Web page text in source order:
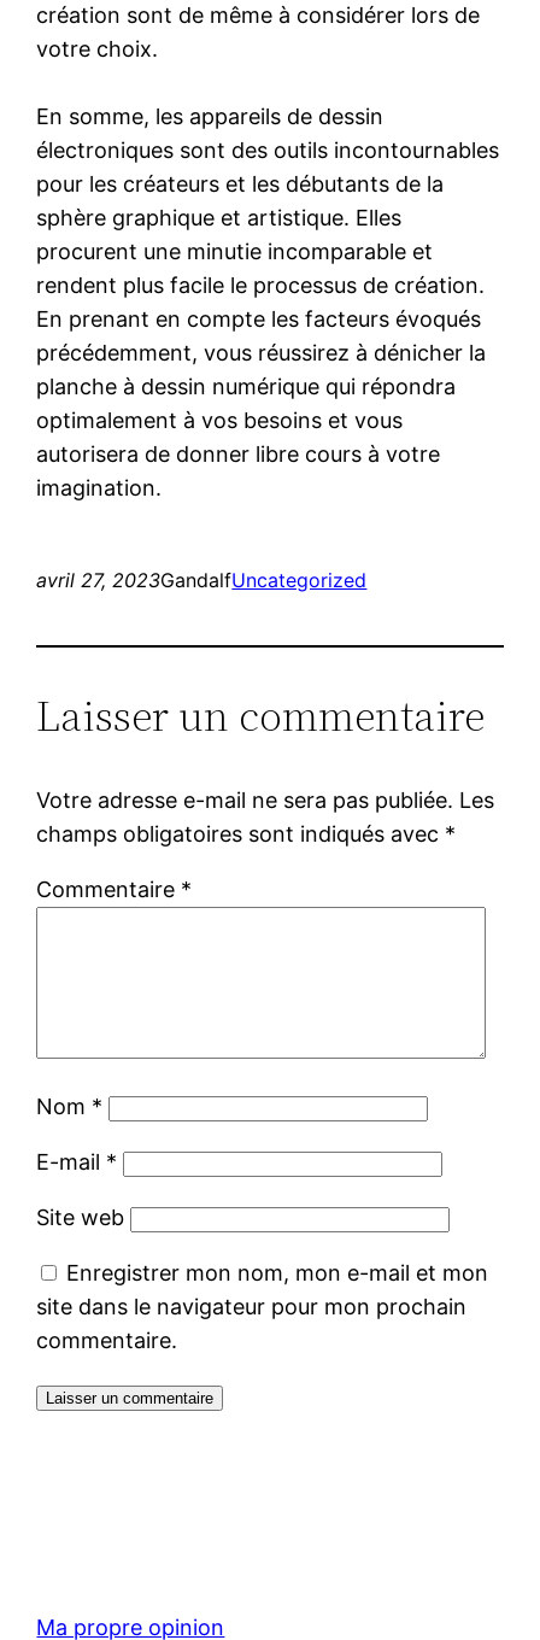
création sont de même à considérer lors de
votre choix.
En somme, les appareils de dessin
électroniques sont des outils incontournables
pour les créateurs et les débutants de la
sphère graphique et artistique. Elles
procurent une minutie incomparable et
rendent plus facile le processus de création.
En prenant en compte les facteurs évoqués
précédemment, vous réussirez à dénicher la
planche à dessin numérique qui répondra
optimalement à vos besoins et vous
autorisera de donner libre cours à votre
imagination.
avril 27, 2023GandalfUncategorized
Laisser un commentaire
Votre adresse e-mail ne sera pas publiée. Les
champs obligatoires sont indiqués avec *
Commentaire *
Nom *
E-mail *
Site web
Enregistrer mon nom, mon e-mail et mon
site dans le navigateur pour mon prochain
commentaire.
Ma propre opinion